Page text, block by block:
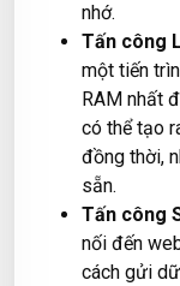
nhớ.
Tấn công
một tiến
RAM nhất
có thể tạo
đồng thời,
sẵn.
Tấn công
nối đến
cách gửi